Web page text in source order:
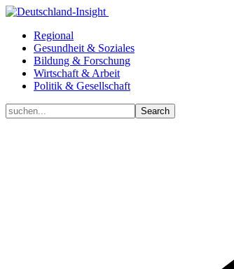
Regional
Gesundheit & Soziales
Bildung & Forschung
Wirtschaft & Arbeit
Politik & Gesellschaft